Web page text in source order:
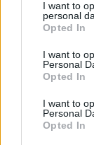
not limited to
grant or deny
use your data
consent section.
I want to
personal
Opted In
I want to
Personal
Opted In
I want to
Personal
Opted In